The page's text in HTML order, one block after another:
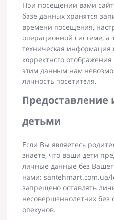
При посещении вами
базе данных хранятся
времени посещения,
операционной системе, а
техническая информация
корректного
этим данным нам
личность посетителя.
детьми
Если Вы являетесь
знаете, что ваши дети
личные данные без
нами: santehmart.com.ua/
запрещено оставлять
несовершеннолетних без
опекунов.